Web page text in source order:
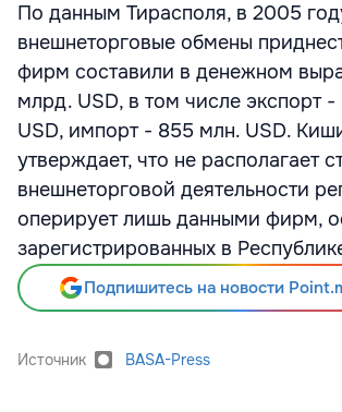
По данным Тирасполя, в 2005
внешнеторговые обмены
фирм составили в денежном
млрд. USD, в том числе экспорт
USD, импорт - 855 млн. USD.
утверждает, что не располагает
внешнеторговой деятельности
оперирует лишь данными фирм,
зарегистрированных в
Подпишитесь на новости
Источник BASA-Press